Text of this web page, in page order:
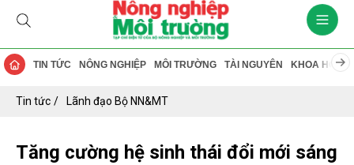
TIN TỨC NÔNG NGHIỆP MÔI TRƯỜNG TÀI NGUYÊN KHOA HỌC
Tin tức Lãnh đạo Bộ NN&MT
Tăng cường hệ sinh thái đổi mới sáng